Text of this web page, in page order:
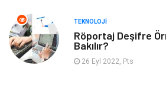
TEKNOLOJI
Röportaj Deşifre
Bakılır?
26 Eyl 2022, Pts